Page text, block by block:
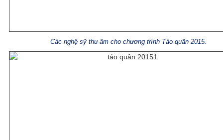
Các nghệ sỹ thu âm cho chương trình Táo quân 2015.